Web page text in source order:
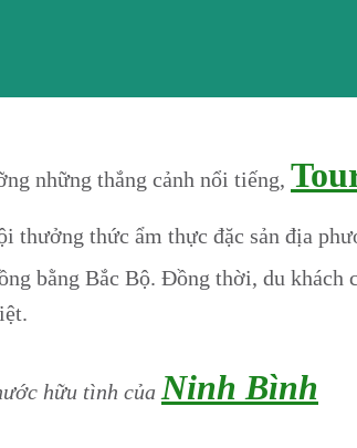
những thắng cảnh nổi tiếng,
thưởng thức ẩm thực đặc sản địa
bằng Bắc Bộ. Đồng thời, du
hữu tình của Ninh Bình